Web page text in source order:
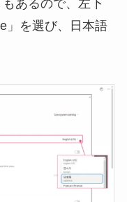
あるので、左下
」を選び、日本語